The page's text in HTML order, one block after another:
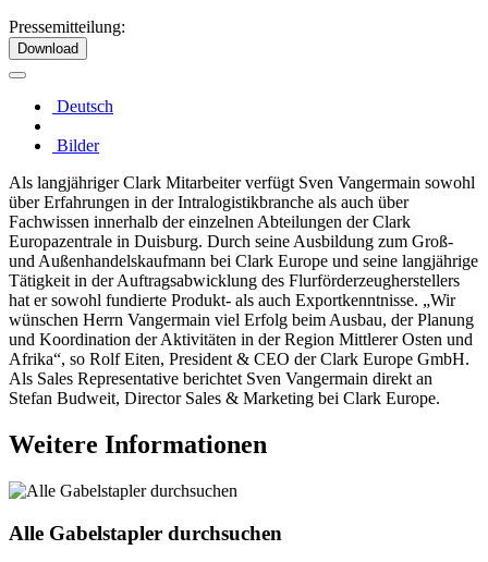
Pressemitteilung:
Download
Deutsch
Bilder
Als langjähriger Clark Mitarbeiter verfügt Sven Vangermain sowohl
über Erfahrungen in der Intralogistikbranche als auch über
Fachwissen innerhalb der einzelnen Abteilungen der Clark
Europazentrale in Duisburg. Durch seine Ausbildung zum Groß-
und Außenhandelskaufmann bei Clark Europe und seine langjährige
Tätigkeit in der Auftragsabwicklung des Flurförderzeugherstellers
hat er sowohl fundierte Produkt- als auch Exportkenntnisse. „Wir
wünschen Herrn Vangermain viel Erfolg beim Ausbau, der Planung
und Koordination der Aktivitäten in der Region Mittlerer Osten und
Afrika“, so Rolf Eiten, President & CEO der Clark Europe GmbH.
Als Sales Representative berichtet Sven Vangermain direkt an
Stefan Budweit, Director Sales & Marketing bei Clark Europe.
Weitere Informationen
Alle Gabelstapler durchsuchen